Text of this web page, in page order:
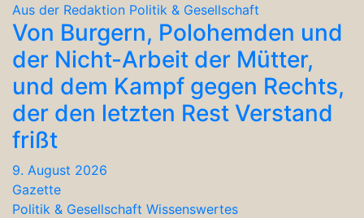
Aus der Redaktion Politik & Gesellschaft
Von Burgern, Polohemden und
der Nicht-Arbeit der Mütter,
und dem Kampf gegen Rechts,
der den letzten Rest Verstand
frißt
9. August 2026
Gazette
Politik & Gesellschaft Wissenswertes